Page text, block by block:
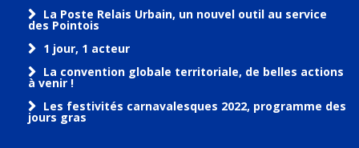
La Poste Relais Urbain, un nouvel outil au service
des Pointois
1 jour, 1 acteur
La convention globale territoriale, de belles actions
à venir !
Les festivités carnavalesques 2022, programme des
jours gras